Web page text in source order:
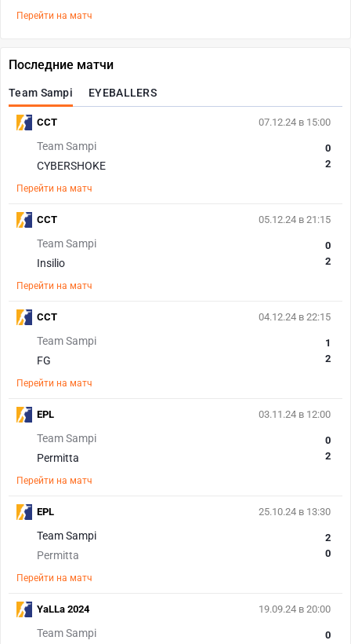
Перейти на матч
Последние матчи
Team Sampi EYEBALLERS
07.12.24 в 15:00
Team Sampi
CYBERSHOKE
0
2
Перейти на матч
CCT
05.12.24 в 21:15
Team Sampi
Insilio
0
2
Перейти на матч
CCT
04.12.24 в 22:15
Team Sampi
FG
1
2
Перейти на матч
CCT
03.11.24 в 12:00
Team Sampi
Permitta
0
2
Перейти на матч
EPL
25.10.24 в 13:30
Team Sampi
Permitta
2
0
Перейти на матч
EPL
19.09.24 в 20:00
Team Sampi 0
YaLLa 2024